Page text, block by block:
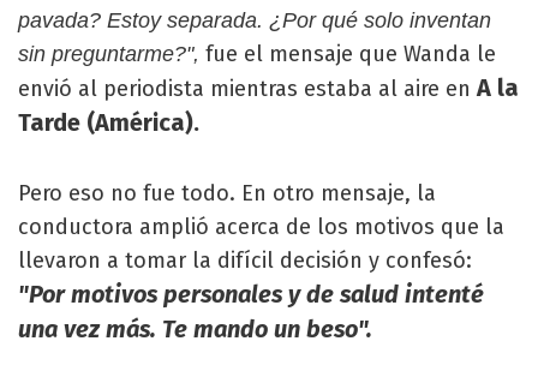
pavada? Estoy separada. ¿Por qué solo inventan
sin preguntarme?", fue el mensaje que Wanda le
envió al periodista mientras estaba al aire en A la
Tarde (América).
Pero eso no fue todo. En otro mensaje, la
conductora amplió acerca de los motivos que la
llevaron a tomar la difícil decisión y confesó:
"Por motivos personales y de salud intenté
una vez más. Te mando un beso".